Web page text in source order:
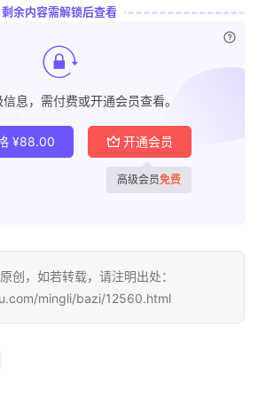
剩余内容需解锁后查看
息，需付费或开通会员查看。
¥88.00 开通会员
高级会员免费
创，如若转载，请注明出处：
mingli/bazi/12560.html